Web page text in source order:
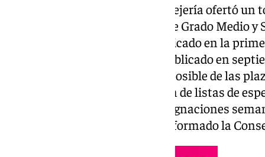
El pasado mes de junio, la Consejería ofertó
completa presencial de ciclos de Grado Medio
90%, unas 75.000, se han adjudicado en la
restantes son las que se han publicado en
garantizar la mayor cobertura posible de las
públicos. La primera asignación de listas de
y se continuarán realizando asignaciones
plazas disponibles, según ha informado la